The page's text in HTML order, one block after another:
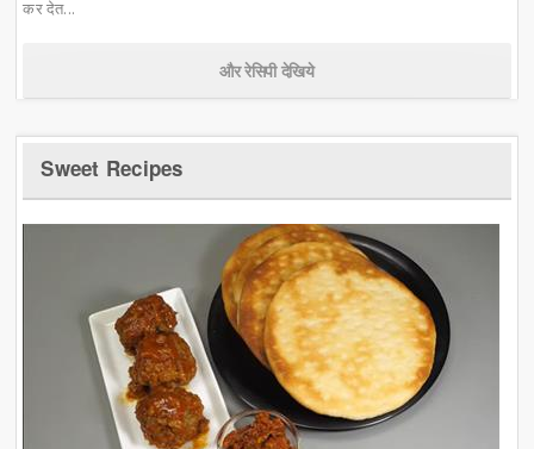
कर देत...
और रेसिपी देखिये
Sweet Recipes